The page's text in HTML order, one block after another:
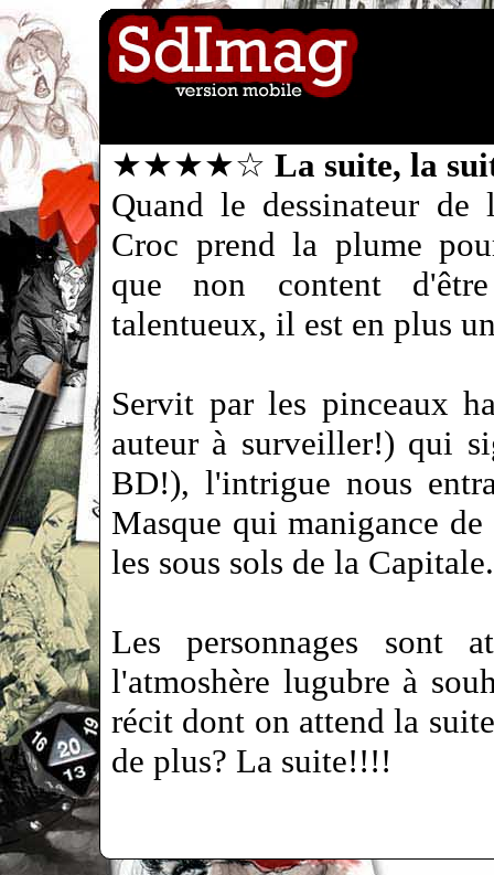
★★★★☆ La suite, la
Quand le dessinateur
Croc prend la plume
que non content
talentueux, il est en plus
Servit par les pinceaux
auteur à surveiller!) qui
BD!), l'intrigue nous
Masque qui manigance
les sous sols de la
Les personnages sont
l'atmoshère lugubre à
récit dont on attend la
de plus? La suite!!!!